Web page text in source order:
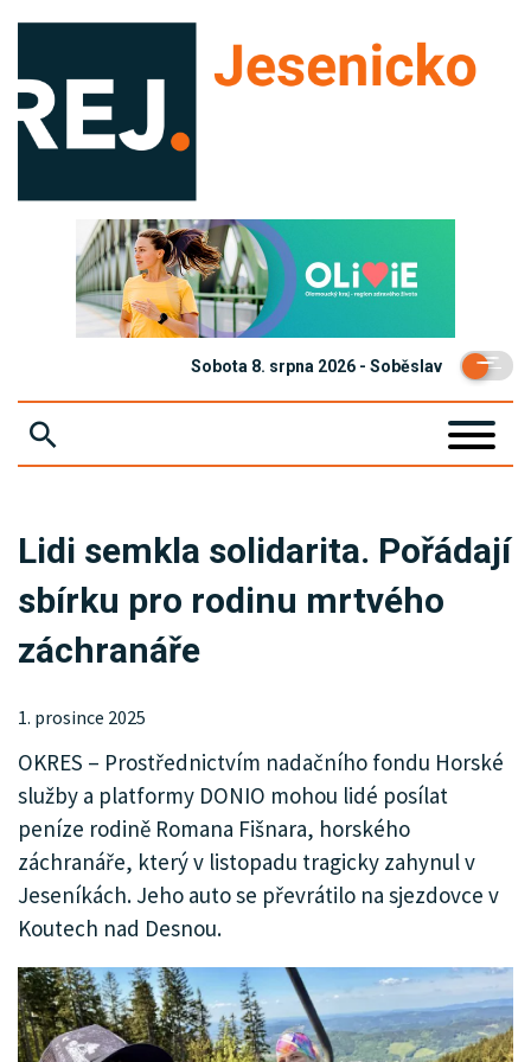
Sobota 8. srpna 2026 - Soběslav
KRIMI
SPORT
KULTURA
SPOLEČNOST
MENU
INZERCE
Lidi semkla solidarita. Pořádají
sbírku pro rodinu mrtvého
záchranáře
1. prosince 2025
OKRES – Prostřednictvím nadačního fondu Horské
služby a platformy DONIO mohou lidé posílat
peníze rodině Romana Fišnara, horského
záchranáře, který v listopadu tragicky zahynul v
Jeseníkách. Jeho auto se převrátilo na sjezdovce v
Koutech nad Desnou.